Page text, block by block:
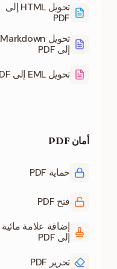
تحويل HTML إلى
PDF
تحويل Markdown
إلى PDF
تحويل EML إلى PDF
أمان PDF
حماية PDF
فتح PDF
إضافة علامة مائية
إلى PDF
تحرير PDF